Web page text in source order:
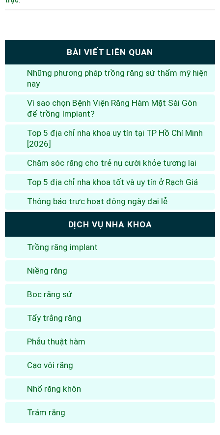
BÀI VIẾT LIÊN QUAN
Những phương pháp trồng răng sứ thẩm mỹ hiện
nay
Vì sao chọn Bệnh Viện Răng Hàm Mặt Sài Gòn
để trồng Implant?
Top 5 địa chỉ nha khoa uy tín tại TP Hồ Chí Minh
[2026]
Chăm sóc răng cho trẻ nụ cười khỏe tương lai
Top 5 địa chỉ nha khoa tốt và uy tín ở Rạch Giá
Thông báo trực hoạt động ngày đại lễ
DỊCH VỤ NHA KHOA
Trồng răng implant
Niềng răng
Bọc răng sứ
Tẩy trắng răng
Phẫu thuật hàm
Cạo vôi răng
Nhổ răng khôn
Trám răng